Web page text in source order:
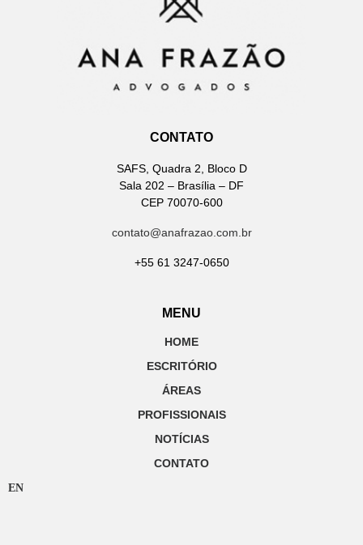
CONTATO
SAFS, Quadra 2, Bloco D
Sala 202 – Brasília – DF
CEP 70070-600
contato@anafrazao.com.br
+55 61 3247-0650
MENU
HOME
ESCRITÓRIO
ÁREAS
PROFISSIONAIS
NOTÍCIAS
CONTATO
EN